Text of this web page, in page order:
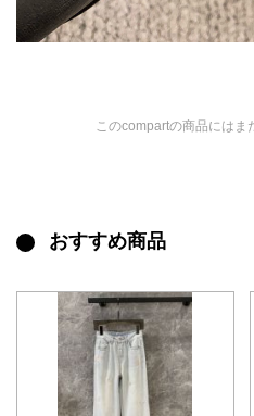
このcompartの商品にはま
おすすめ商品